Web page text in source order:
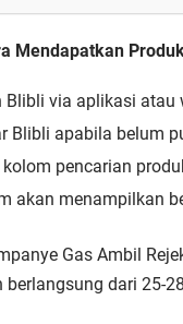
Mendapatkan
Blibli via aplikasi atau
Blibli apabila belum
kolom pencarian
akan menampilkan
Gas Ambil
berlangsung dari 25-